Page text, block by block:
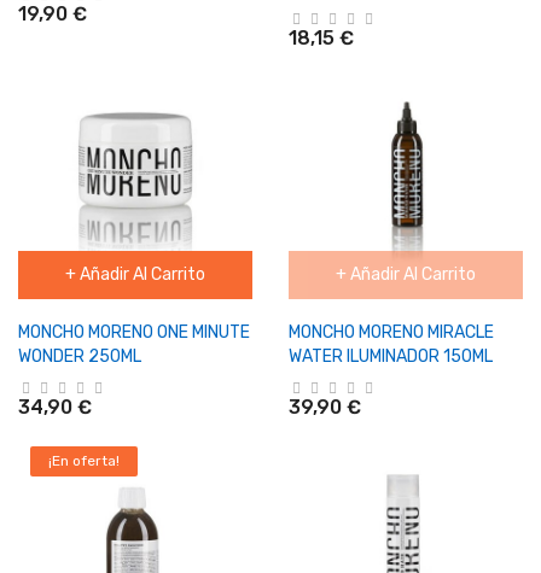
19,90 €
18,15 €
+ Añadir Al Carrito
MONCHO MORENO ONE MINUTE
WONDER 250ML
34,90 €
+ Añadir Al Carrito
MONCHO MORENO MIRACLE
WATER ILUMINADOR 150ML
39,90 €
¡En oferta!